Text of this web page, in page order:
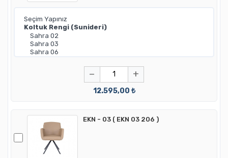
− +
12.595,00 ₺
EKN - 03 ( EKN 03 206 )